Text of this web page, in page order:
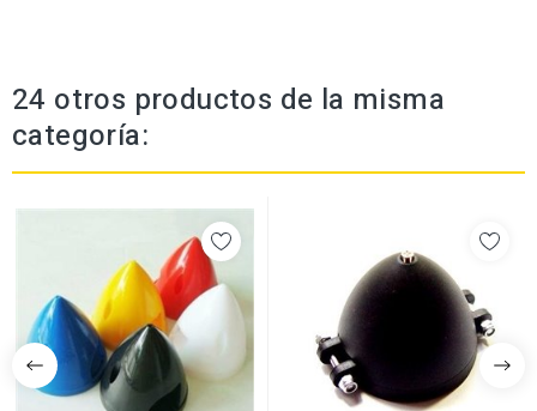
24 otros productos de la misma
categoría: